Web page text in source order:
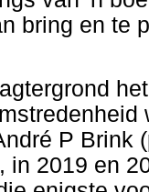
bring en te
P Brink
in 2019 en